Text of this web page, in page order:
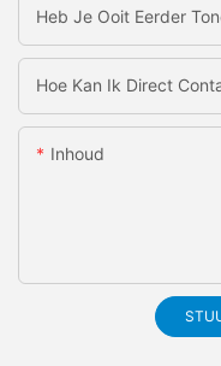
Heb Je Ooit Eerder
Hoe Kan Ik Direct
Inhoud